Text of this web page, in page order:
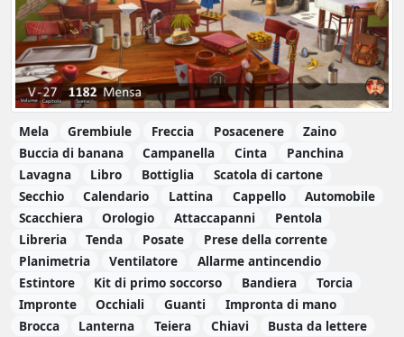
Mela Grembiule Freccia Posacenere
Zaino
Buccia di banana
Campanella Cinta
Panchina
Lavagna
Libro Bottiglia
Scatola di cartone
Secchio
Calendario Lattina Cappello
Automobile
Scacchiera
Orologio Attaccapanni
Pentola
Libreria
Tenda Posate
Prese della corrente
Planimetria
Ventilatore
Allarme antincendio
Estintore
Kit di primo soccorso Bandiera
Torcia
Impronte
Occhiali Guanti
Impronta di mano
Brocca
Lanterna Teiera Chiavi
Busta da lettere